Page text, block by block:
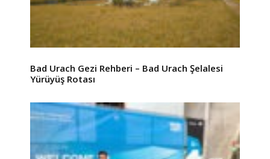
Bad Urach Gezi Rehberi – Bad Urach Şelalesi
Yürüyüş Rotası